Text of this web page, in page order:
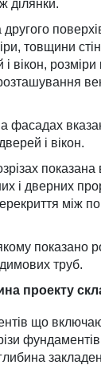
ділянки.
товщини
і вікон,
і вікон.
показана
і дверних
між
показано
труб.
проекту
що
фундаментів,